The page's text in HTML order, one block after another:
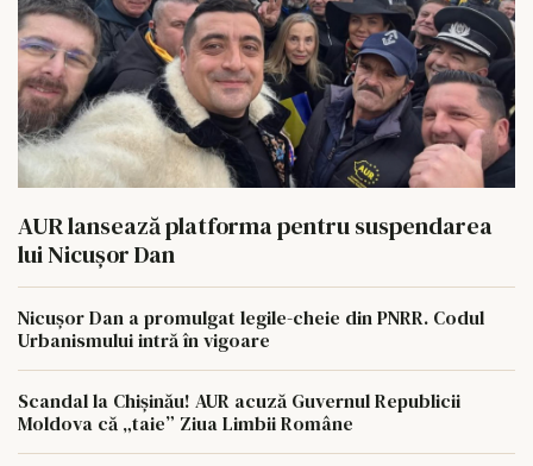
AUR lansează platforma pentru suspendarea
lui Nicușor Dan
Nicușor Dan a promulgat legile-cheie din PNRR. Codul
Urbanismului intră în vigoare
Scandal la Chișinău! AUR acuză Guvernul Republicii
Moldova că „taie” Ziua Limbii Române